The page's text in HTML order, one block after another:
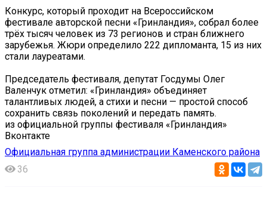
Конкурс, который проходит на Всероссийском
фестивале авторской песни «Гринландия», собрал более
трёх тысяч человек из 73 регионов и стран ближнего
зарубежья. Жюри определило 222 дипломанта, 15 из них
стали лауреатами.
Председатель фестиваля, депутат Госдумы Олег
Валенчук отметил: «Гринландия» объединяет
талантливых людей, а стихи и песни — простой способ
сохранить связь поколений и передать память.
из официальной группы фестиваля «Гринландия»
Вконтакте
Официальная группа администрации Каменского района
36